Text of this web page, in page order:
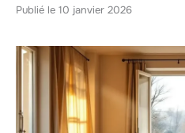
10 janvier 2026